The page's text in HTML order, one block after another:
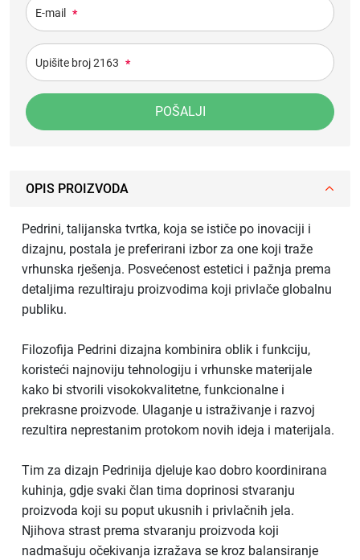
E-mail *
Upišite broj 2163 *
POŠALJI
OPIS PROIZVODA
Pedrini, talijanska tvrtka, koja se ističe po inovaciji i
dizajnu, postala je preferirani izbor za one koji traže
vrhunska rješenja. Posvećenost estetici i pažnja prema
detaljima rezultiraju proizvodima koji privlače globalnu
publiku.
Filozofija Pedrini dizajna kombinira oblik i funkciju,
koristeći najnoviju tehnologiju i vrhunske materijale
kako bi stvorili visokokvalitetne, funkcionalne i
prekrasne proizvode. Ulaganje u istraživanje i razvoj
rezultira neprestanim protokom novih ideja i materijala.
Tim za dizajn Pedrinija djeluje kao dobro koordinirana
kuhinja, gdje svaki član tima doprinosi stvaranju
proizvoda koji su poput ukusnih i privlačnih jela.
Njihova strast prema stvaranju proizvoda koji
nadmašuju očekivanja izražava se kroz balansiranje